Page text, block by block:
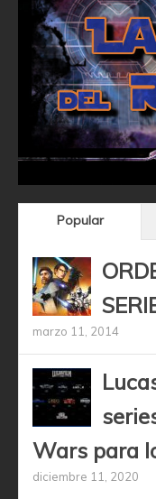
Popular
marzo 11, 2014
Wars para
diciembre 11, 2020